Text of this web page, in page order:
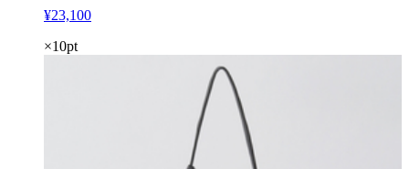
¥23,100
×10pt